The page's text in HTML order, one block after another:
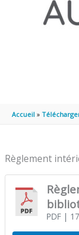
Accueil
Règlement
PDF|